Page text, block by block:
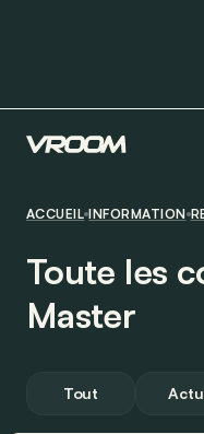
ACCUEIL INFORMATION
Toute les
Master
Tout